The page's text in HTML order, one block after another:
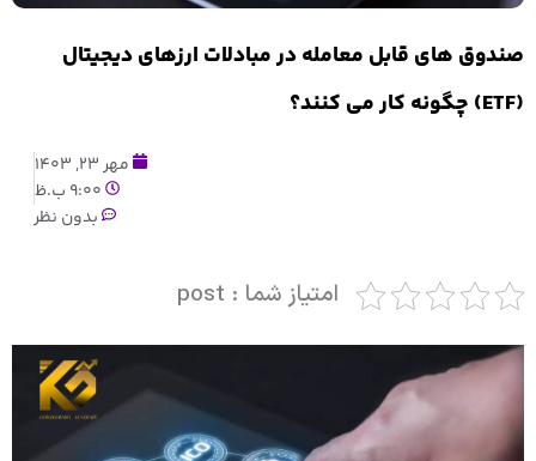
صندوق های قابل معامله در مبادلات ارزهای دیجیتال
(ETF) چگونه کار می کنند؟
مهر 23, 1403
9:00 ب.ظ
بدون نظر
امتیاز شما : post